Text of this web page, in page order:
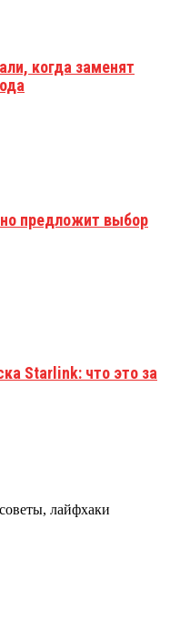
когда заменят
предложит выбор
Starlink: что это за
лайфхаки